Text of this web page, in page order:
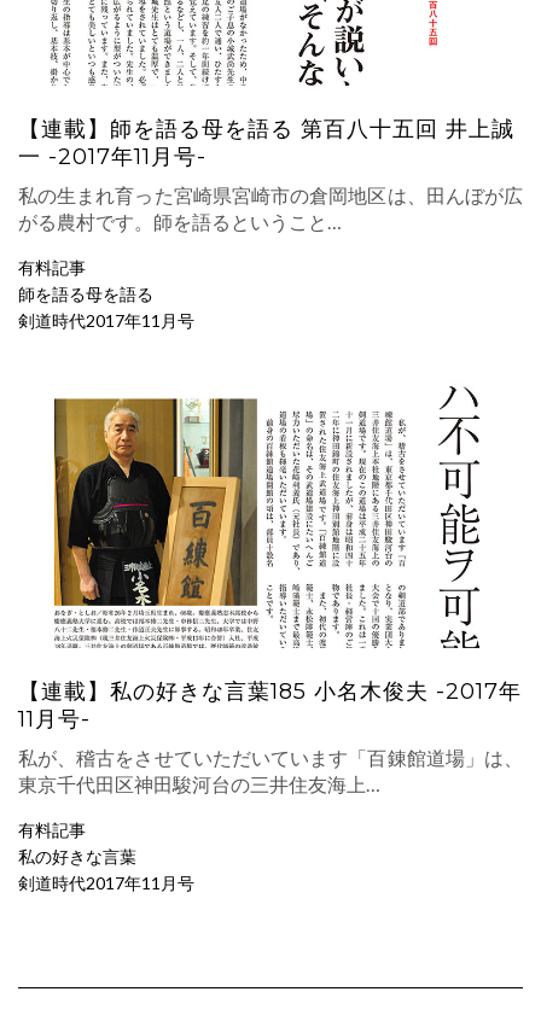
【連載】師を語る母を語る 第百八十五回 井上誠
一 -2017年11月号-
私の生まれ育った宮崎県宮崎市の倉岡地区は、田んぼが広
がる農村です。師を語るということ…
有料記事
師を語る母を語る
剣道時代2017年11月号
【連載】私の好きな言葉185 小名木俊夫 -2017年
11月号-
私が、稽古をさせていただいています「百錬館道場」は、
東京千代田区神田駿河台の三井住友海上…
有料記事
私の好きな言葉
剣道時代2017年11月号